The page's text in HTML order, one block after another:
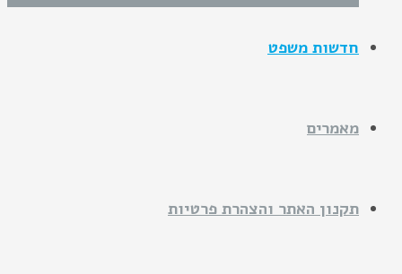
חדשות משפט
מאמרים
תקנון האתר והצהרת פרטיות